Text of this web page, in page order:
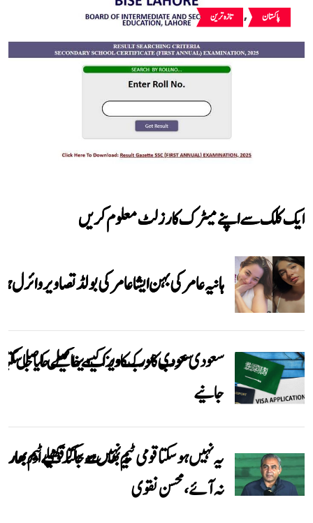
پاکستان , تازہ ترین
ایک کلک سے اپنے میٹرک کا رزلٹ معلوم کریں
ہانیہ عامر کی بہن ایشا عامر کی بولڈ تصاویر وائرل
سعودی عرب کا ورک ویزا کیسے حاصل کیا
جانیے
یہ نہیں ہوسکتا قومی ٹیم بھارت جاکر کھیلے اور
نہ آئے، محسن نقوی